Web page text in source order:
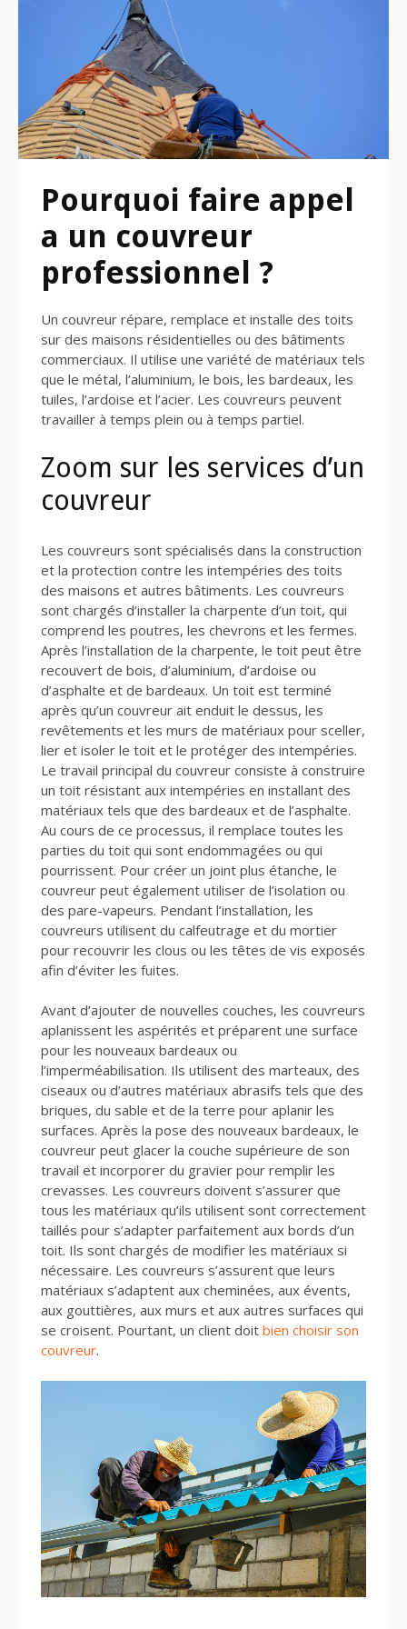
Pourquoi faire appel
a un couvreur
professionnel ?
Un couvreur répare, remplace et installe des toits
sur des maisons résidentielles ou des bâtiments
commerciaux. Il utilise une variété de matériaux tels
que le métal, l’aluminium, le bois, les bardeaux, les
tuiles, l’ardoise et l’acier. Les couvreurs peuvent
travailler à temps plein ou à temps partiel.
Zoom sur les services d’un
couvreur
Les couvreurs sont spécialisés dans la construction
et la protection contre les intempéries des toits
des maisons et autres bâtiments. Les couvreurs
sont chargés d’installer la charpente d’un toit, qui
comprend les poutres, les chevrons et les fermes.
Après l’installation de la charpente, le toit peut être
recouvert de bois, d’aluminium, d’ardoise ou
d’asphalte et de bardeaux. Un toit est terminé
après qu’un couvreur ait enduit le dessus, les
revêtements et les murs de matériaux pour sceller,
lier et isoler le toit et le protéger des intempéries.
Le travail principal du couvreur consiste à construire
un toit résistant aux intempéries en installant des
matériaux tels que des bardeaux et de l’asphalte.
Au cours de ce processus, il remplace toutes les
parties du toit qui sont endommagées ou qui
pourrissent. Pour créer un joint plus étanche, le
couvreur peut également utiliser de l’isolation ou
des pare-vapeurs. Pendant l’installation, les
couvreurs utilisent du calfeutrage et du mortier
pour recouvrir les clous ou les têtes de vis exposés
afin d’éviter les fuites.
Avant d’ajouter de nouvelles couches, les couvreurs
aplanissent les aspérités et préparent une surface
pour les nouveaux bardeaux ou
l’imperméabilisation. Ils utilisent des marteaux, des
ciseaux ou d’autres matériaux abrasifs tels que des
briques, du sable et de la terre pour aplanir les
surfaces. Après la pose des nouveaux bardeaux, le
couvreur peut glacer la couche supérieure de son
travail et incorporer du gravier pour remplir les
crevasses. Les couvreurs doivent s’assurer que
tous les matériaux qu’ils utilisent sont correctement
taillés pour s’adapter parfaitement aux bords d’un
toit. Ils sont chargés de modifier les matériaux si
nécessaire. Les couvreurs s’assurent que leurs
matériaux s’adaptent aux cheminées, aux évents,
aux gouttières, aux murs et aux autres surfaces qui
se croisent. Pourtant, un client doit bien choisir son
couvreur.